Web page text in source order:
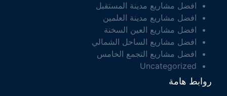
افضل مشاريع مدينة المستقبل
افضل مشاريع مدينة العلمين
افضل مشاريع العين السخنة
افضل مشاريع الساحل الشمالي
افضل مشاريع التجمع الخامس
Uncategorized
روابط هامة